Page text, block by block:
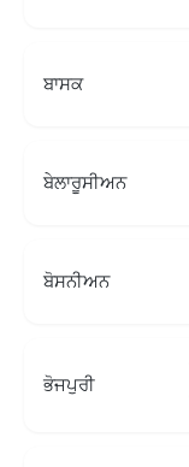
ਬਾਸਕ
ਬੇਲਾਰੂਸੀਅਨ
ਬੋਸਨੀਅਨ
ਭੋਜਪੁਰੀ